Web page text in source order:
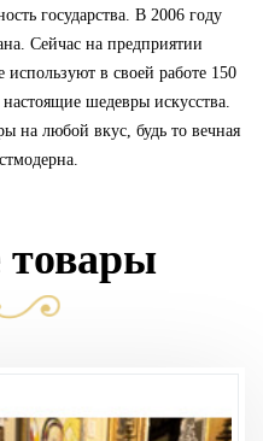
государства. В 2006 году
Сейчас на предприятии
используют в своей работе 150
шедевры искусства.
на любой вкус, будь то вечная